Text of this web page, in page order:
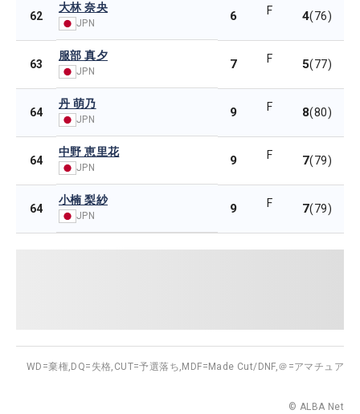
62
大林 奈央
JPN 6 F 4(76)
63
服部 真夕
JPN 7 F 5(77)
64
丹 萌乃
JPN 9 F 8(80)
64
中野 恵里花
JPN 9 F 7(79)
64
小楠 梨紗
JPN 9 F 7(79)
WD=棄権, DQ=失格, CUT=予選落ち, MDF=Made Cut/DNF,＠=アマチュア
© ALBA Net